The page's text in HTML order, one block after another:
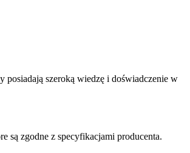
posiadają szeroką wiedzę i doświadczenie w
są zgodne z specyfikacjami producenta.